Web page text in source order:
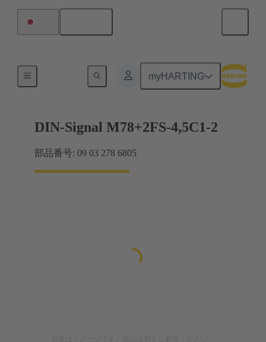
myHARTING
マザーボード ツー ドーターカード接続
DIN-Signal M78+2FS-4,5C1-2
部品番号: 09 03 278 6805